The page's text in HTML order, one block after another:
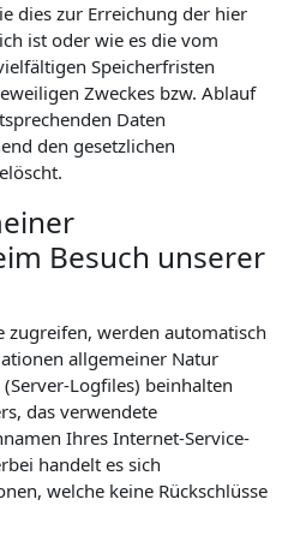
dies zur Erreichung der hier
ist oder wie es die vom
Speicherfristen
Zweckes bzw. Ablauf
Daten
den gesetzlichen
Besuch unserer
zugreifen, werden automatisch
allgemeiner Natur
Logfiles) beinhalten
das verwendete
Ihres Internet-Service-
handelt es sich
welche keine Rückschlüsse